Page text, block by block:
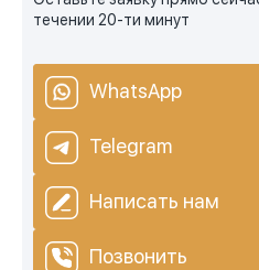
течении 20-ти минут
WhatsApp
Telegram
Написать нам
Позвонить